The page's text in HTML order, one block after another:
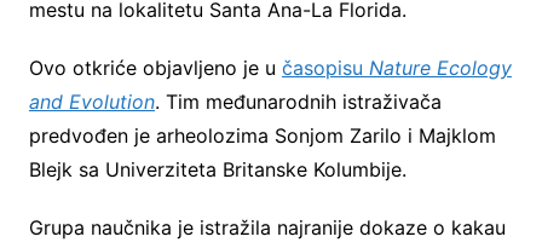
mestu na lokalitetu Santa Ana-La Florida.
Ovo otkriće objavljeno je u časopisu Nature Ecology
and Evolution. Tim međunarodnih istraživača
predvođen je arheolozima Sonjom Zarilo i Majklom
Blejk sa Univerziteta Britanske Kolumbije.
Grupa naučnika je istražila najranije dokaze o kakau